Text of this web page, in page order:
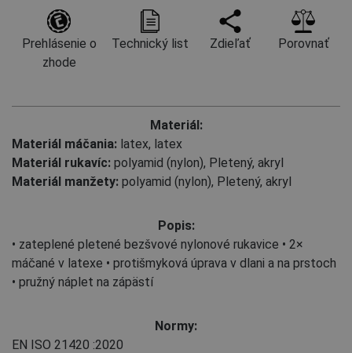
Prehlásenie o
zhode
Technický list Zdieľať Porovnať
Materiál:
Materiál máčania: latex, latex
Materiál rukavíc: polyamid (nylon), Pletený, akryl
Materiál manžety: polyamid (nylon), Pletený, akryl
Popis:
• zateplené pletené bezšvové nylonové rukavice • 2×
máčané v latexe • protišmyková úprava v dlani a na prstoch
• pružný náplet na zápästí
Normy:
EN ISO 21420 :2020